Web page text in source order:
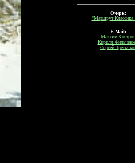
Очерк:
"Маршрут Классика
E-Mail:
Максим Костров
Кирилл
Сергей